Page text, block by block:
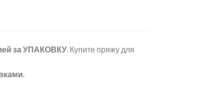
за УПАКОВКУ. Купите пряжу для